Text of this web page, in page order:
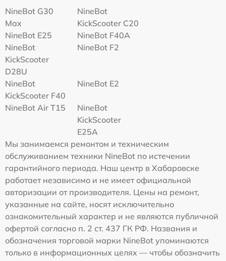
NineBot G30
Max
NineBot
KickScooter C20
NineBot E25
NineBot F40A
NineBot
KickScooter
D28U
NineBot F2
NineBot
KickScooter F40
NineBot E2
NineBot Air T15
NineBot
KickScooter
E25A
Мы занимаемся ремонтом и техническим
обслуживанием техники NineBot по истечении
гарантийного периода. Наш центр в Хабаровске
работает независимо и не имеет официальной
авторизации от производителя. Цены на ремонт,
указанные на сайте, носят исключительно
ознакомительный характер и не являются публичной
офертой согласно п. 2 ст. 437 ГК РФ. Названия и
обозначения торговой марки NineBot упоминаются
только в информационных целях — чтобы обозначить